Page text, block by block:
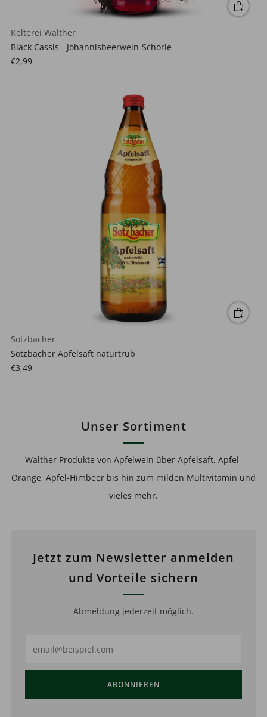
Kelterei Walther
Black Cassis - Johannisbeerwein-Schorle
€2,99
Sotzbacher
Sotzbacher Apfelsaft naturtrüb
€3,49
Unser Sortiment
Walther Produkte von Apfelwein über Apfelsaft, Apfel-
Orange, Apfel-Himbeer bis hin zum milden Multivitamin und
vieles mehr.
Jetzt zum Newsletter anmelden
und Vorteile sichern
Abmeldung jederzeit möglich.
ABONNIEREN